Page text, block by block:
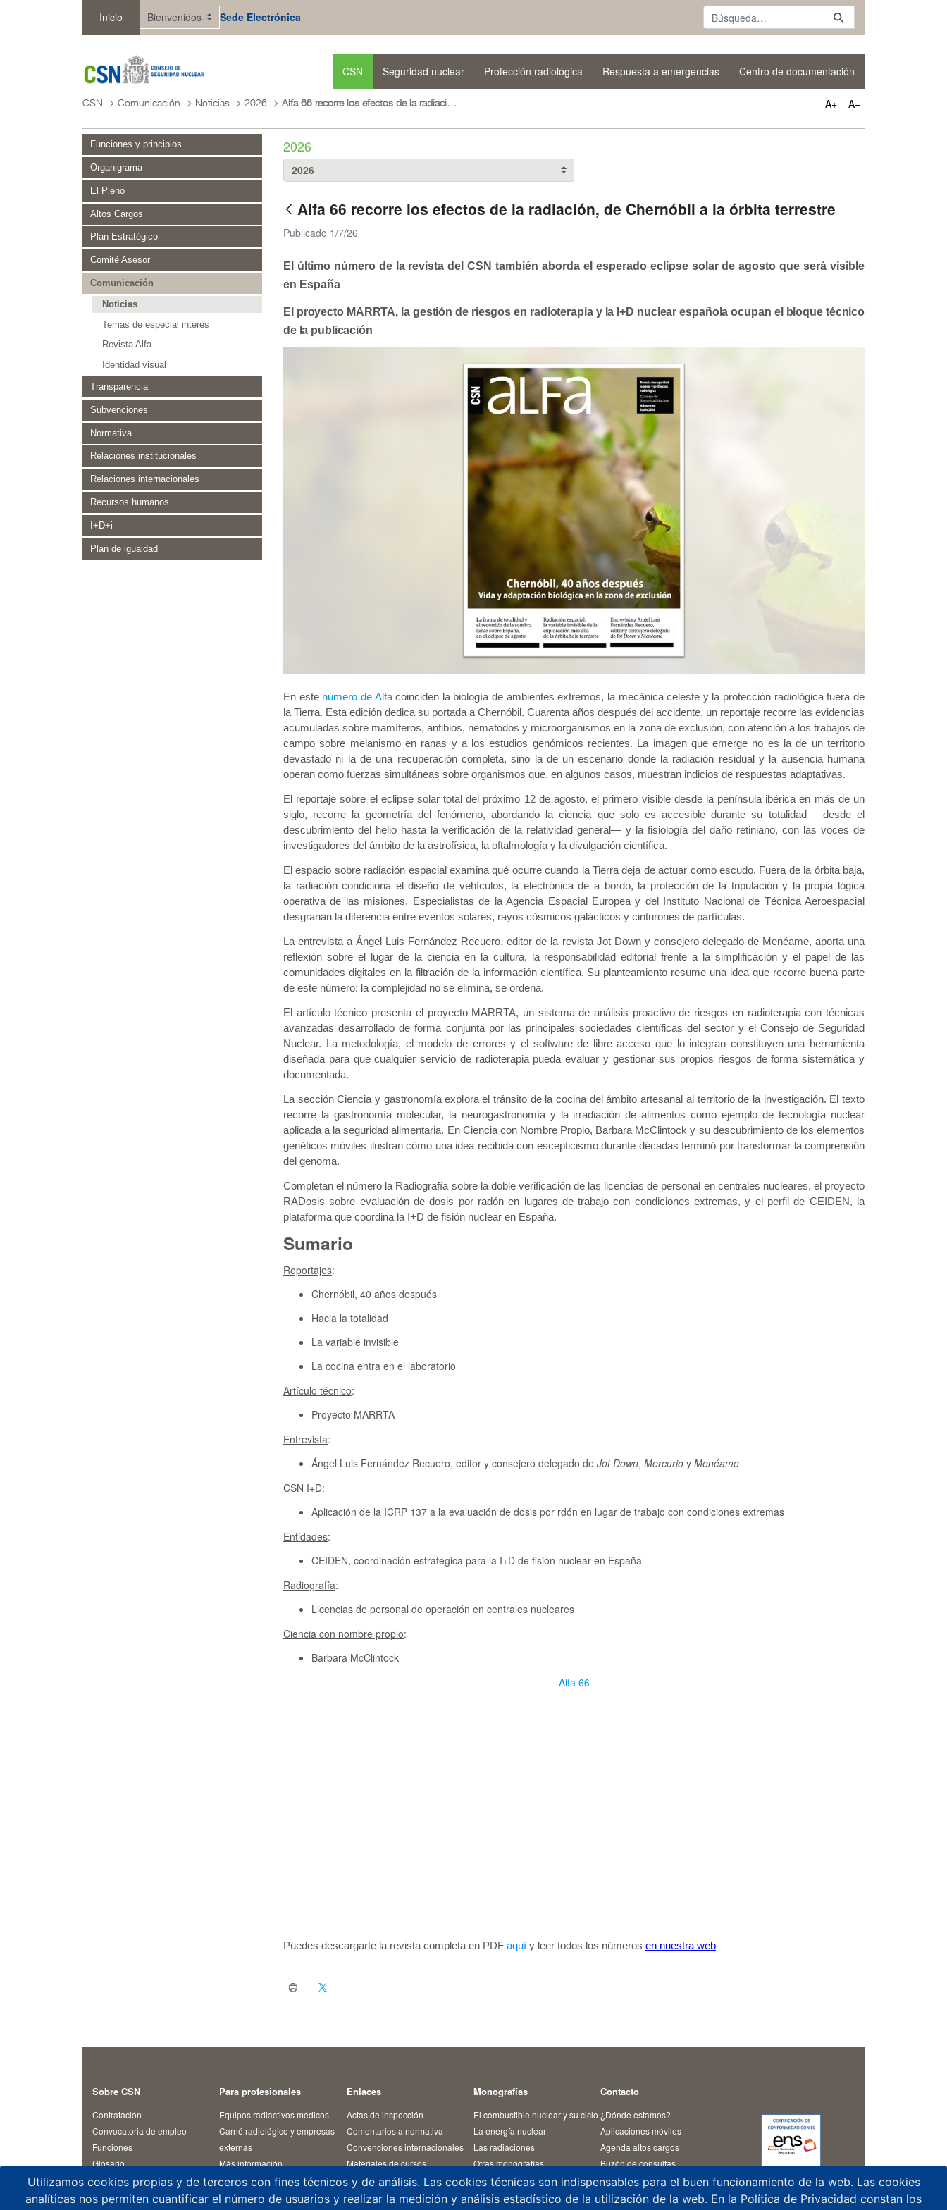
Saltar al contenido principal
Inicio Sede Electrónica
CSN Seguridad nuclear Protección radiológica Respuesta a emergencias Centro de documentación
CSN Comunicación Noticias 2026 Alfa 66 recorre los efectos de la radiación, de Chernóbil a la órbita terrestre A+ A−
Funciones y principios
Organigrama
El Pleno
Altos Cargos
Plan Estratégico
Comité Asesor
Comunicación
Noticias
Temas de especial interés
Revista Alfa
Identidad visual
Transparencia
Subvenciones
Normativa
Relaciones institucionales
Relaciones internacionales
Recursos humanos
I+D+i
Plan de igualdad
2026
Alfa 66 recorre los efectos de la radiación, de Chernóbil a la órbita terrestre
Publicado 1/7/26
El último número de la revista del CSN también aborda el esperado eclipse solar de agosto que será visible
en España
El proyecto MARRTA, la gestión de riesgos en radioterapia y la I+D nuclear española ocupan el bloque técnico
de la publicación
En este número de Alfacoinciden la biología de ambientes extremos, la mecánica celeste y la protección radiológica fuera de
la Tierra. Esta edición dedica su portada a Chernóbil. Cuarenta años después del accidente, un reportaje recorre las evidencias
acumuladas sobre mamíferos, anfibios, nematodos y microorganismos en la zona de exclusión, con atención a los trabajos de
campo sobre melanismo en ranas y a los estudios genómicos recientes. La imagen que emerge no es la de un territorio
devastado ni la de una recuperación completa, sino la de un escenario donde la radiación residual y la ausencia humana
operan como fuerzas simultáneas sobre organismos que, en algunos casos, muestran indicios de respuestas adaptativas.
El reportaje sobre el eclipse solar total del próximo 12 de agosto, el primero visible desde la península ibérica en más de un
siglo, recorre la geometría del fenómeno, abordando la ciencia que solo es accesible durante su totalidad —desde el
descubrimiento del helio hasta la verificación de la relatividad general— y la fisiología del daño retiniano, con las voces de
investigadores del ámbito de la astrofísica, la oftalmología y la divulgación científica.
El espacio sobre radiación espacial examina qué ocurre cuando la Tierra deja de actuar como escudo. Fuera de la órbita baja,
la radiación condiciona el diseño de vehículos, la electrónica de a bordo, la protección de la tripulación y la propia lógica
operativa de las misiones. Especialistas de la Agencia Espacial Europea y del Instituto Nacional de Técnica Aeroespacial
desgranan la diferencia entre eventos solares, rayos cósmicos galácticos y cinturones de partículas.
La entrevista a Ángel Luis Fernández Recuero, editor de la revista Jot Down y consejero delegado de Menéame, aporta una
reflexión sobre el lugar de la ciencia en la cultura, la responsabilidad editorial frente a la simplificación y el papel de las
comunidades digitales en la filtración de la información científica. Su planteamiento resume una idea que recorre buena parte
de este número: la complejidad no se elimina, se ordena.
El artículo técnico presenta el proyecto MARRTA, un sistema de análisis proactivo de riesgos en radioterapia con técnicas
avanzadas desarrollado de forma conjunta por las principales sociedades científicas del sector y el Consejo de Seguridad
Nuclear. La metodología, el modelo de errores y el software de libre acceso que lo integran constituyen una herramienta
diseñada para que cualquier servicio de radioterapia pueda evaluar y gestionar sus propios riesgos de forma sistemática y
documentada.
La sección Ciencia y gastronomía explora el tránsito de la cocina del ámbito artesanal al territorio de la investigación. El texto
recorre la gastronomía molecular, la neurogastronomía y la irradiación de alimentos como ejemplo de tecnología nuclear
aplicada a la seguridad alimentaria. En Ciencia con Nombre Propio, Barbara McClintock y su descubrimiento de los elementos
genéticos móviles ilustran cómo una idea recibida con escepticismo durante décadas terminó por transformar la comprensión
del genoma.
Completan el número la Radiografía sobre la doble verificación de las licencias de personal en centrales nucleares, el proyecto
RADosis sobre evaluación de dosis por radón en lugares de trabajo con condiciones extremas, y el perfil de CEIDEN, la
plataforma que coordina la I+D de fisión nuclear en España.
Sumario
Reportajes:
Chernóbil, 40 años después
Hacia la totalidad
La variable invisible
La cocina entra en el laboratorio
Artículo técnico:
Proyecto MARRTA
Entrevista:
Ángel Luis Fernández Recuero, editor y consejero delegado de Jot Down, Mercurio y Menéame
CSN I+D:
Aplicación de la ICRP 137 a la evaluación de dosis por rdón en lugar de trabajo con condiciones extremas
Entidades:
CEIDEN, coordinación estratégica para la I+D de fisión nuclear en España
Radiografía:
Licencias de personal de operación en centrales nucleares
Ciencia con nombre propio:
Barbara McClintock
Alfa 66
Puedes descargarte la revista completa en PDF aquí y leer todos los números en nuestra web
Sobre CSN
Contratación
Convocatoria de empleo
Funciones
Glosario
I+D
Plan Estratégico
Para profesionales
Equipos radiactivos médicos
Carné radiológico y empresas
externas
Más información
Rayos X médicos
Transporte
Enlaces
Actas de inspección
Comentarios a normativa
Convenciones internacionales
Materiales de cursos
Normativa
Revista Alfa
Monografías
El combustible nuclear y su ciclo
La energía nuclear
Las radiaciones
Otras monografías
Residuos radiactivos
Temas de interés
Contacto
¿Dónde estamos?
Aplicaciones móviles
Agenda altos cargos
Buzón de consultas
Denuncias y notificaciones
Registro del CSN
Utilizamos cookies propias y de terceros con fines técnicos y de análisis. Las cookies técnicas son indispensables para el buen funcionamiento de la web. Las cookies
analíticas nos permiten cuantificar el número de usuarios y realizar la medición y análisis estadístico de la utilización de la web. En la Política de Privacidad constan los